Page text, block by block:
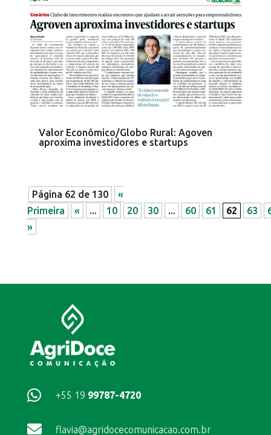
Valor Econômico/Globo Rural: Agoven
aproxima investidores e startups
Página 62 de 130
«
Primeira
« ... 10 20 30 ... 60 61 62 63
»
 +55 19 99787-4720
 flavia@agridocecomunicacao.com.br